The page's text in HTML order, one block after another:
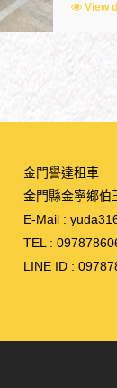
View
金門譽達租車
金門縣金寧鄉伯
E-Mail :
TEL :
LINE ID :